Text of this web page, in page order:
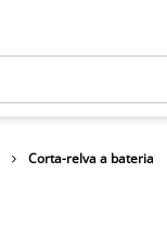
Corta-relva a bateria